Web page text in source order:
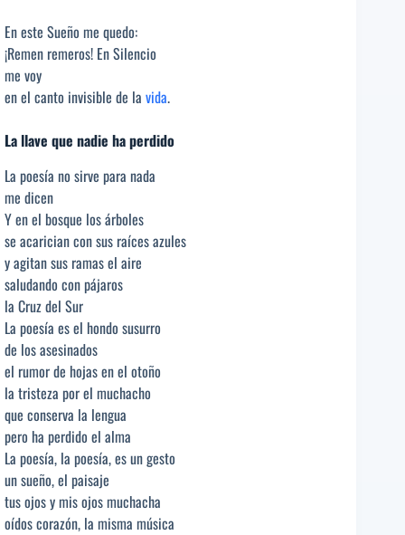
En este Sueño me quedo:
¡Remen remeros! En Silencio
me voy
en el canto invisible de la vida.
La llave que nadie ha perdido
La poesía no sirve para nada
me dicen
Y en el bosque los árboles
se acarician con sus raíces azules
y agitan sus ramas el aire
saludando con pájaros
la Cruz del Sur
La poesía es el hondo susurro
de los asesinados
el rumor de hojas en el otoño
la tristeza por el muchacho
que conserva la lengua
pero ha perdido el alma
La poesía, la poesía, es un gesto
un sueño, el paisaje
tus ojos y mis ojos muchacha
oídos corazón, la misma música